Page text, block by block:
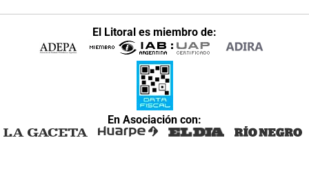
El Litoral es miembro de:
En Asociación con: